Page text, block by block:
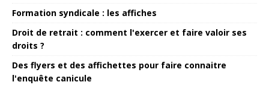
Formation syndicale : les affiches
Droit de retrait : comment l'exercer et faire valoir ses
droits ?
Des flyers et des affichettes pour faire connaitre
l'enquête canicule